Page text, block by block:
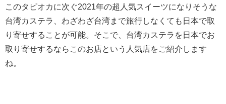
このタピオカに次ぐ2021年の超人気スイーツになりそうな
台湾カステラ、わざわざ台湾まで旅行しなくても日本で取
り寄せすることが可能。そこで、台湾カステラを日本でお
取り寄せするならこのお店という人気店をご紹介します
ね。